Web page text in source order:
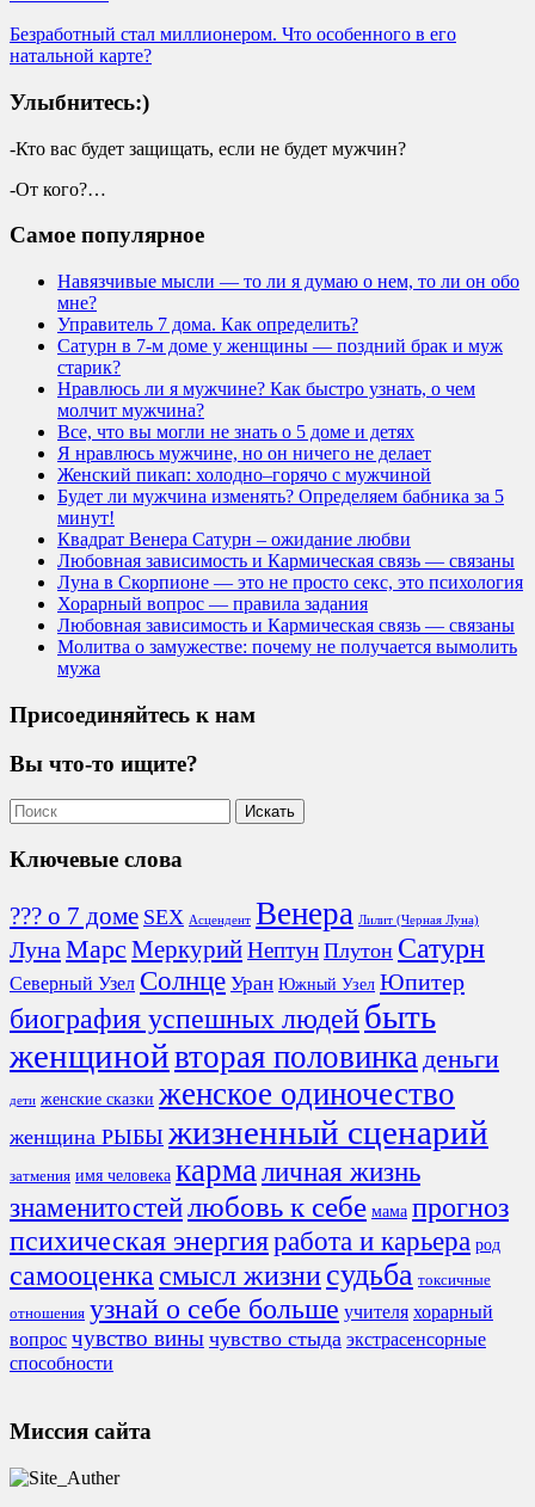
Безработный стал миллионером. Что особенного в его
натальной карте?
Улыбнитесь:)
-Кто вас будет защищать, если не будет мужчин?
-От кого?…
Самое популярное
Навязчивые мысли — то ли я думаю о нем, то ли он обо
мне?
Управитель 7 дома. Как определить?
Сатурн в 7-м доме у женщины — поздний брак и муж
старик?
Нравлюсь ли я мужчине? Как быстро узнать, о чем
молчит мужчина?
Все, что вы могли не знать о 5 доме и детях
Я нравлюсь мужчине, но он ничего не делает
Женский пикап: холодно–горячо с мужчиной
Будет ли мужчина изменять? Определяем бабника за 5
минут!
Квадрат Венера Сатурн – ожидание любви
Любовная зависимость и Кармическая связь — связаны
Луна в Скорпионе — это не просто секс, это психология
Хорарный вопрос — правила задания
Любовная зависимость и Кармическая связь — связаны
Молитва о замужестве: почему не получается вымолить
мужа
Присоединяйтесь к нам
Вы что-то ищите?
Ключевые слова
??? о 7 доме SEX Асцендент Венера Лилит (Черная Луна)
Луна Марс МеркурийНептун Плутон Сатурн
Северный Узел Солнце Уран Южный Узел Юпитер
биография успешных людейбыть
женщинойвторая половинка деньги
дети женские сказки женское одиночество
женщина РЫБЫ жизненный сценарий
затмения имя человека карма личная жизнь
знаменитостейлюбовь к себе мама прогноз
психическая энергияработа и карьера род
самооценка смысл жизнисудьба токсичные
отношения узнай о себе больше учителя хорарный
вопрос чувство вины чувство стыда экстрасенсорные
способности
Миссия сайта